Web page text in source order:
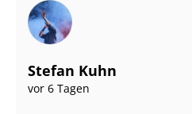
Stefan Kuhn
vor 6 Tagen